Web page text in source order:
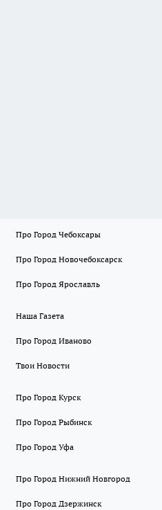
Про Город Чебоксары
Про Город Новочебоксарск
Про Город Ярославль
Наша Газета
Про Город Иваново
Твои Новости
Про Город Курск
Про Город Рыбинск
Про Город Уфа
Про Город Нижний Новгород
Про Город Дзержинск